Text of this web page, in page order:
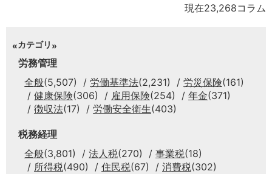
現在23,268コラム
カテゴリ
労務管理
全般(5,507) 労働基準法(2,231) 労災保険(161)
健康保険(306) 雇用保険(254) 年金(371)
徴収法(17) 労働安全衛生(403)
税務経理
全般(3,801) 法人税(270) 事業税(18)
所得税(490) 住民税(67) 消費税(302)